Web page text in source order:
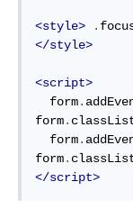
<style> .
</style>
<script>
  form
.
form.
  form
.
form.
</script>